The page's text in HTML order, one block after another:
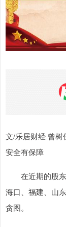
文/乐居财经 曾
安全有保障
在近期的股东
海口、福建、山
贪图。